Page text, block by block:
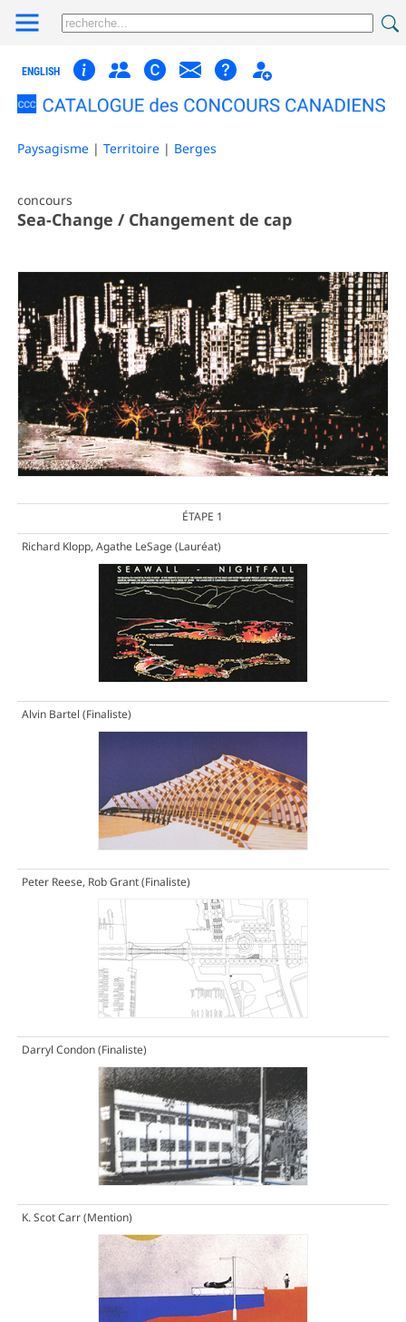
ENGLISH
Paysagisme | Territoire | Berges
concours
Sea-Change / Changement de cap
ÉTAPE 1
Richard Klopp, Agathe LeSage(Lauréat)
Alvin Bartel (Finaliste)
Peter Reese, Rob Grant(Finaliste)
Darryl Condon(Finaliste)
K. Scot Carr(Mention)